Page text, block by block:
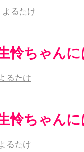
よるたけ
怜ちゃん
るたけ
怜ちゃん
るたけ